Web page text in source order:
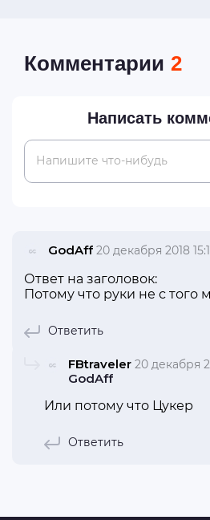
Комментарии 2
Написать
Напишите что-нибудь
GodAff 20 декабря 2018
Ответ на заголовок:
Потому что руки не с того
Ответить
FBtraveler 20 декабря
GodAff
Или потому что Цукер
Ответить